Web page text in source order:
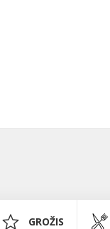
GROŽIS